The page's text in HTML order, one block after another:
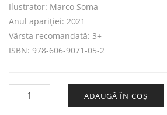
Ilustrator: Marco Soma
Anul apariției: 2021
Vârsta recomandată: 3+
ISBN: 978-606-9071-05-2
Cantitate REGINA BROAȘTELOR
ADAUGĂ ÎN COȘ